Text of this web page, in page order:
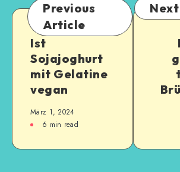
Previous
Article
Ist
Sojajoghurt
mit Gelatine
vegan
März 1, 2024
6 min read